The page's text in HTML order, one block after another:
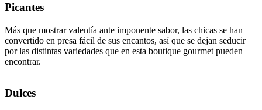
Picantes
Más que mostrar valentía ante imponente sabor, las chicas se han
convertido en presa fácil de sus encantos, así que se dejan seducir
por las distintas variedades que en esta boutique gourmet pueden
encontrar.
Dulces